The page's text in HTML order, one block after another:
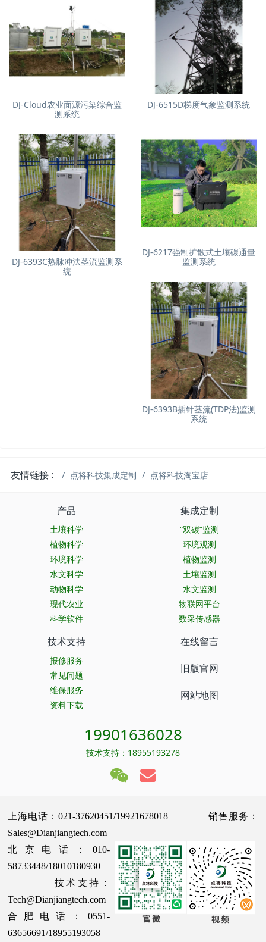
DJ-Cloud农业面源污染综合监
测系统
DJ-6515D梯度气象监测系统
DJ-6217强制扩散式土壤碳通量
监测系统
DJ-6393C热脉冲法茎流监测系
统
DJ-6393B插针茎流(TDP法)监测
系统
友情链接 : 点将科技集成定制 点将科技淘宝店
产品
土壤科学
植物科学
环境科学
水文科学
动物科学
现代农业
科学软件
集成定制
“双碳”监测
环境观测
植物监测
土壤监测
水文监测
物联网平台
数采传感器
技术支持
报修服务
常见问题
维保服务
资料下载
在线留言
旧版官网
网站地图
19901636028
技术支持：18955193278
上海电话：021-37620451/19921678018 销售服务：
Sales@Dianjiangtech.com
北京电话：010-
58733448/18010180930
技术支持：
Tech@Dianjiangtech.com
合肥电话：0551-
63656691/18955193058